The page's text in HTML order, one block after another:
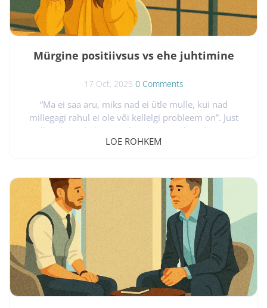
Mürgine positiivsus vs ehe juhtimine
17 Oct, 2025 0 Comments
“Ma ei saa aru, miks nad ei ütle mulle, kui nad
millegagi rahul ei ole või kellelgi probleem on”. Just
selline lause kõlas paar kuud tagasi ühe juhi suust
tagasiside- ja edasiside andmise koolitusel. Ta oli
Projekt, mis pidi juba kuu varem valmis olema, oli
selle arusaamatuse tõttu seisma jäänud. Ja mitte keegi
polnud talle selle...
LOE ROHKEM